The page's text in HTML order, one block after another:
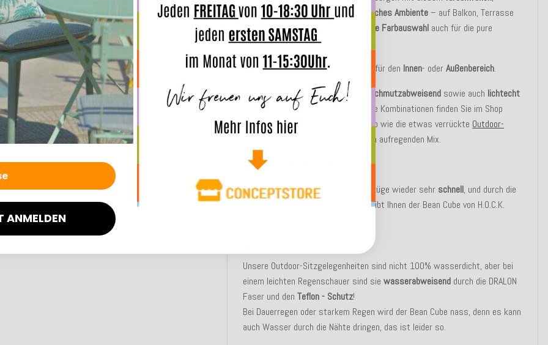
modernen Sitzwürfel für ein gemütliches Ambiente– auf Balkon, Terrasse
oder im Garten – und durch die
große Farbauswahl auch für die pure
Abwechslung.
Der Bean Cube ist perfekt geeignet für den Innen- oderAußenbereich.
Der Outdoorstoff istwasser schmutzabweisend sowie auch lichtecht
waschbarbei 40°. Für passende Kombinationen finden Sie im Shop
unsereOutdoor-Serie-Classic-Uni , so wie die etwas verrückte Outdoor-
, für einen aufregenden Mix.
Gemütlichkeit hat keine Grenzen!
Bei starkem Regentrocknen die Bezüge wieder sehr schnell, und durch die
bleibt Ihnen der Bean Cube von H.O.C.K.
Unsere Outdoor-Sitzgelegenheiten sind nicht 100% wasserdicht, aber bei
einem leichten Regenschauer sind sie wasserabweisend durch die DRALON
Faser und denTeflon - Schutz!
Bei Dauerregen oder starkem Regen wird der Bean Cube nass, denn es kann
auch Wasser durch die Nähte dringen, das ist leider so.
ANMELDEN